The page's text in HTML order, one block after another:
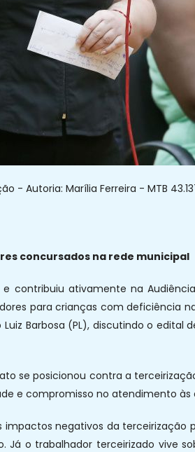
- Autoria: Marília Ferreira - MTB
concursados na rede municipal
contribuiu ativamente na
para crianças com deficiência
Barbosa (PL), discutindo o edital
se posicionou contra a
e compromisso no atendimento
negativos da terceirização
o trabalhador terceirizado vive